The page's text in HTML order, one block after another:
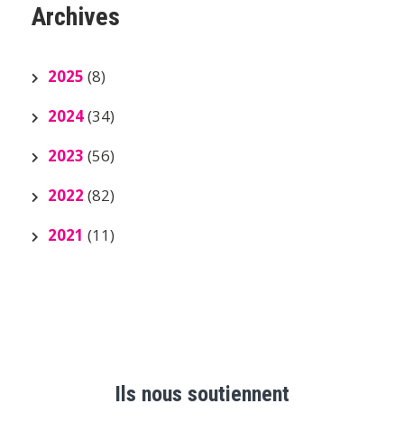
Archives
2025 (8)
2024(34)
2023 (56)
2022 (82)
2021 (11)
Ils nous soutiennent